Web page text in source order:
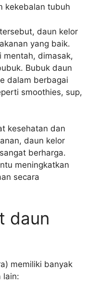
kekebalan tubuh
daun kelor
yang baik.
mentah, dimasak,
Bubuk daun
dalam berbagai
smoothies, sup,
kesehatan dan
daun kelor
berharga.
meningkatkan
secara
daun
memiliki banyak
lain: